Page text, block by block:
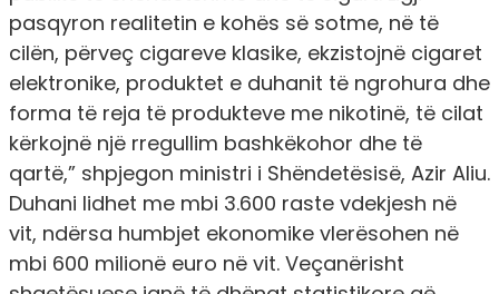
pasqyron realitetin e kohës së sotme, në të
cilën, përveç cigareve klasike, ekzistojnë cigaret
elektronike, produktet e duhanit të ngrohura dhe
forma të reja të produkteve me nikotinë, të cilat
kërkojnë një rregullim bashkëkohor dhe të
qartë,” shpjegon ministri i Shëndetësisë, Azir Aliu.
Duhani lidhet me mbi 3.600 raste vdekjesh në
vit, ndërsa humbjet ekonomike vlerësohen në
mbi 600 milionë euro në vit. Veçanërisht